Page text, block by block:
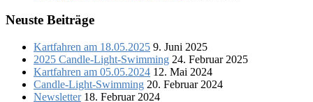
Neuste Beiträge
Kartfahren am 18.05.2025 9. Juni 2025
2025 Candle-Light-Swimming 24. Februar 2025
Kartfahren am 05.05.2024 12. Mai 2024
Candle-Light-Swimming 20. Februar 2024
Newsletter 18. Februar 2024